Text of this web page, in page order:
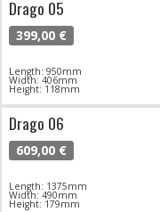
Drago 05
399,00 €
Length: 950mm
Width: 406mm
Height: 118mm
Drago 06
609,00 €
Length: 1375mm
Width: 490mm
Height: 179mm